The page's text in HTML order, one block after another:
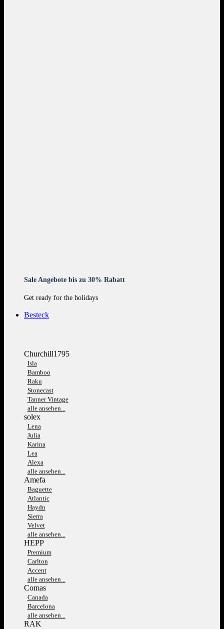
Sale Angebote bis zu 30% Rabatt
Get ready for the holidays
Besteck
Churchill1795
Isla
Bamboo
Raku
Stonecast
Tanner Vintage
alle ansehen...
solex
Lena
Julia
Karina
Lea
Alexa
alle ansehen...
Amefa
Baguette
Atlantic
Haydn
Sierra
Velvet
alle ansehen...
HEPP
Premium
Carlton
Accent
alle ansehen...
Comas
Canada
Barcelona
alle ansehen...
RAK